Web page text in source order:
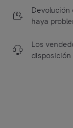
Devolución
haya
Los
disposición